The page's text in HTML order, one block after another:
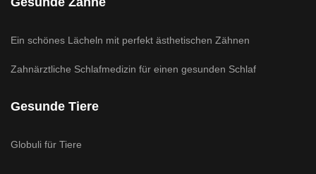
Ein schönes Lächeln mit perfekt ästhetischen Zähnen
Zahnärztliche Schlafmedizin für einen gesunden Schlaf
Gesunde Tiere
Globuli für Tiere